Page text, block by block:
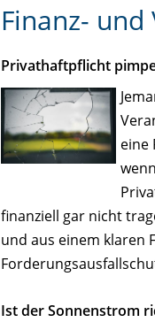
Finanz-
Privathaftpflicht
eine
finanziell gar nicht
und aus einem klaren
Ist der Sonnenstrom